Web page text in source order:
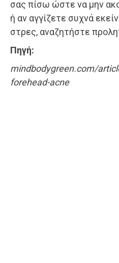
σας πίσω ώστε να μην
ή αν αγγίζετε συχνά
στρες, αναζητήστε
Πηγή:
mindbodygreen.com/
forehead-acne